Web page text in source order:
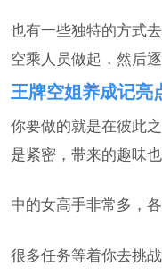
也有一些独特的方式
空乘人员做起，然后
王牌空姐养成记亮
你要做的就是在彼此
是紧密，带来的趣味也
中的女高手非常多，各
很多任务等着你去挑